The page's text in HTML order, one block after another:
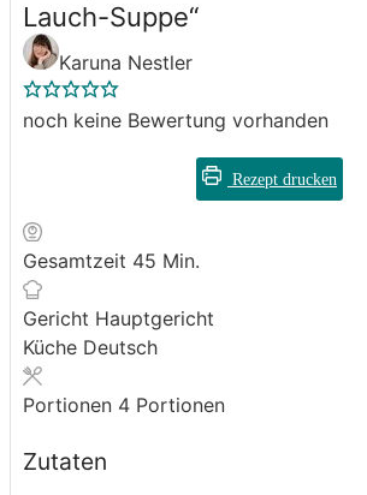
Lauch-Suppe“
Karuna Nestler
noch keine Bewertung vorhanden
Rezept drucken
Gesamtzeit 45 Minuten
Min.
Gericht Hauptgericht
Küche Deutsch
Portionen 4 Portionen
Zutaten